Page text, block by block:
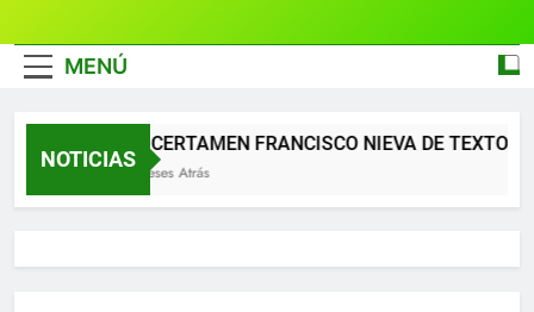
MENÚ
NOTICIAS
XII CERTAMEN FRANCISCO NIEVA DE TEXTOS
2 Meses Atrás